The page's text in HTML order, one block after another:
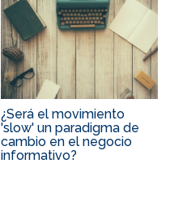
¿Será el movimiento
'slow' un paradigma de
cambio en el negocio
informativo?